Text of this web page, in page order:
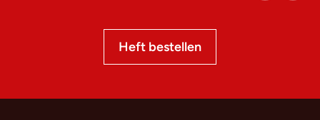
Heft bestellen